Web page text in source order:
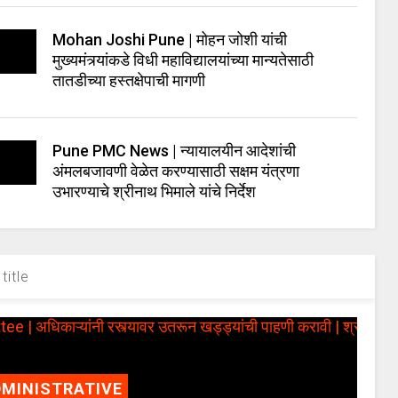
Mohan Joshi Pune | मोहन जोशी यांची
मुख्यमंत्र्यांकडे विधी महाविद्यालयांच्या मान्यतेसाठी
तातडीच्या हस्तक्षेपाची मागणी
Pune PMC News | न्यायालयीन आदेशांची
अंमलबजावणी वेळेत करण्यासाठी सक्षम यंत्रणा
उभारण्याचे श्रीनाथ भिमाले यांचे निर्देश